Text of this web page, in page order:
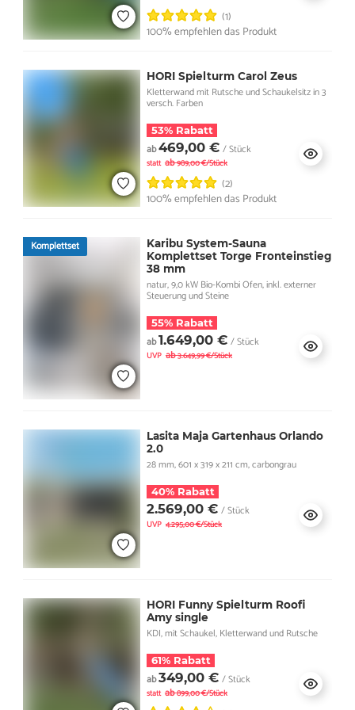
(1)
100% empfehlen das Produkt
HORI Spielturm Carol Zeus
Kletterwand mit Rutsche und Schaukelsitz in 3
versch. Farben
53% Rabatt
ab469,00 € / Stück
statt ab989,00 €/Stück
(2)
100% empfehlen das Produkt
Komplettset
Karibu System-Sauna
Komplettset Torge Fronteinstieg
38 mm
natur, 9,0 kW Bio-Kombi Ofen, inkl. externer
Steuerung und Steine
55% Rabatt
ab1.649,00 € / Stück
UVP ab3.649,99 €/Stück
Lasita Maja Gartenhaus Orlando
2.0
28 mm, 601 x 319 x 211 cm, carbongrau
40% Rabatt
2.569,00 € / Stück
UVP 4.295,00 €/Stück
HORI Funny Spielturm Roofi
Amy single
KDI, mit Schaukel, Kletterwand und Rutsche
61% Rabatt
ab349,00 € / Stück
statt ab899,00 €/Stück